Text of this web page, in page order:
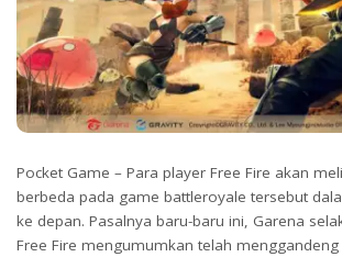
Pocket Game – Para player Free Fire akan
berbeda pada game battleroyale tersebut
ke depan. Pasalnya baru-baru ini, Garena
Free Fire mengumumkan telah menggandeng